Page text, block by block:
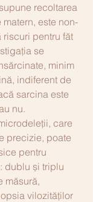
recoltarea
este non-
riscuri pentru făt
se
minim
indiferent de
sarcina este
nu.
care
precizie, poate
pentru
dublu și triplu
măsură,
vilozităților